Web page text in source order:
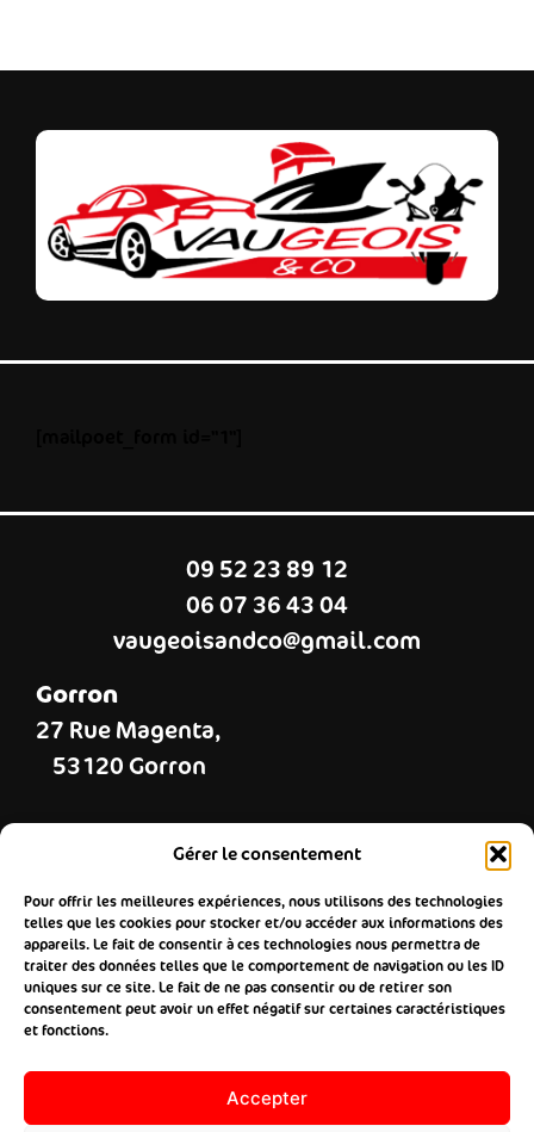
Gérer le consentement
Pour offrir les meilleures expériences, nous utilisons des technologies
telles que les cookies pour stocker et/ou accéder aux informations des
appareils. Le fait de consentir à ces technologies nous permettra de
traiter des données telles que le comportement de navigation ou les ID
uniques sur ce site. Le fait de ne pas consentir ou de retirer son
consentement peut avoir un effet négatif sur certaines caractéristiques
et fonctions.
Accepter
09 52 23 89 12
06 07 36 43 04
vaugeoisandco@gmail.com
Gorron
27 Rue Magenta,
53120 Gorron
53190 Landivy
Mayenne
7 place du 9 juin 1944,